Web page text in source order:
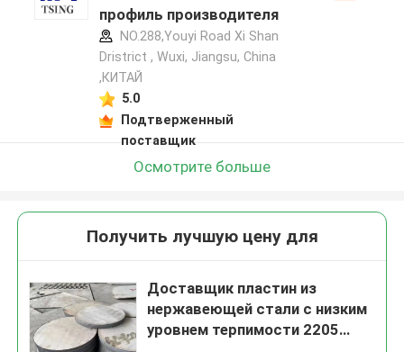
профиль производителя
NO.288,Youyi Road Xi Shan
Dristrict , Wuxi, Jiangsu, China
,КИТАЙ
5.0
Подтверженный
поставщик
Осмотрите больше
Получить лучшую цену для
Доставщик пластин из
нержавеющей стали с низким
уровнем терпимости 2205